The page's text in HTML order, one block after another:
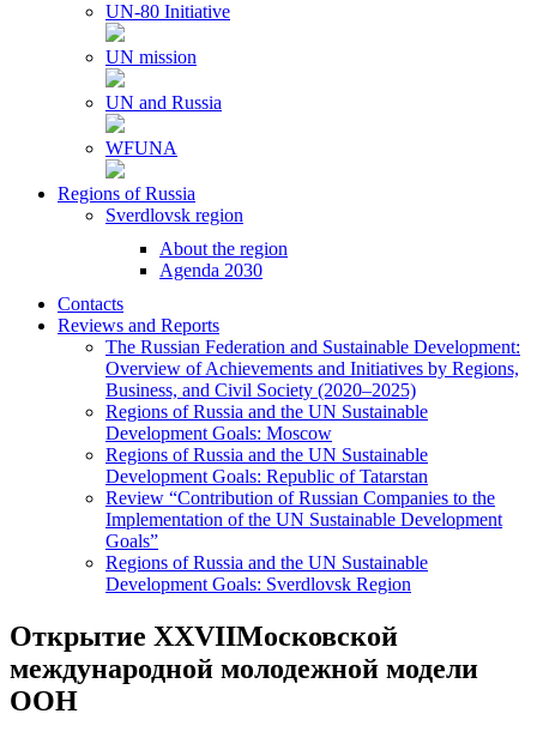
UN-80 Initiative
UN mission
UN and Russia
WFUNA
Regions of Russia
Sverdlovsk region
About the region
Agenda 2030
Contacts
Reviews and Reports
The Russian Federation and Sustainable Development:
Overview of Achievements and Initiatives by Regions,
Business, and Civil Society (2020–2025)
Regions of Russia and the UN Sustainable
Development Goals: Moscow
Regions of Russia and the UN Sustainable
Development Goals: Republic of Tatarstan
Review “Contribution of Russian Companies to the
Implementation of the UN Sustainable Development
Goals”
Regions of Russia and the UN Sustainable
Development Goals: Sverdlovsk Region
Открытие XXVIIМосковской
международной молодежной модели
ООН